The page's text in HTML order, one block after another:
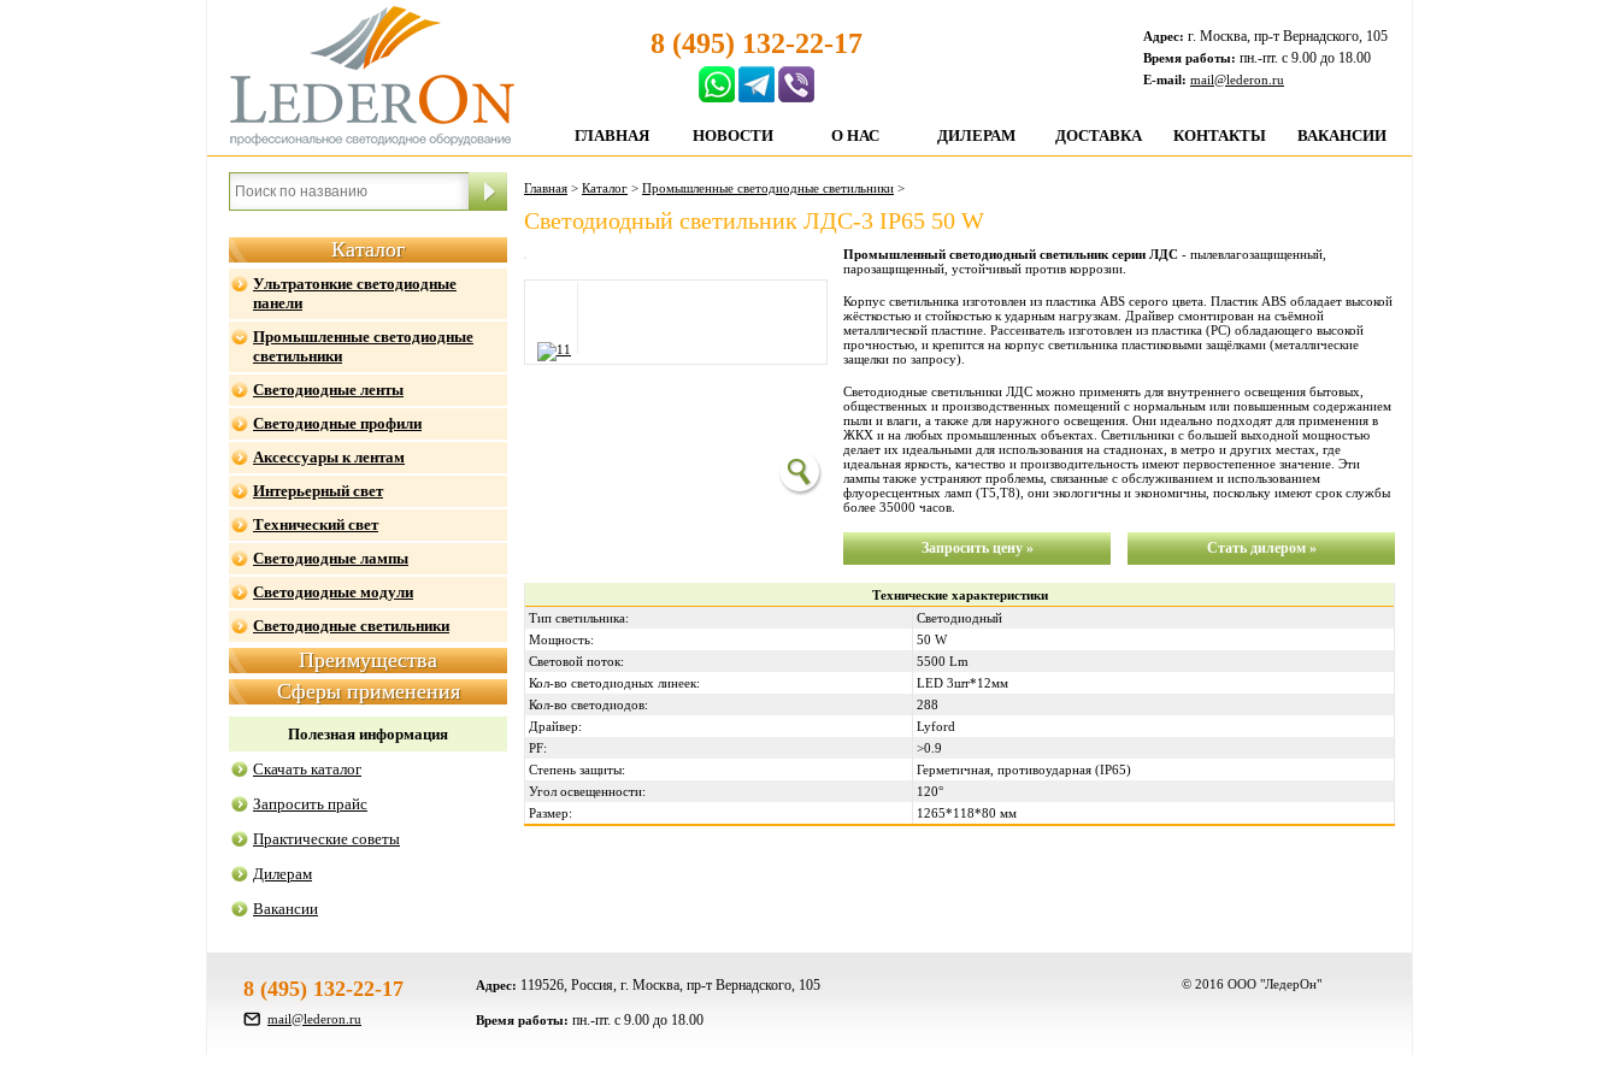
8 (495) 132-22-17 Адрес: г. Москва, пр-т Вернадского, 105
Время работы: пн.-пт. c 9.00 до 18.00
E-mail: mail@lederon.ru
ГЛАВНАЯ НОВОСТИ О НАС ДИЛЕРАМ ДОСТАВКА КОНТАКТЫ ВАКАНСИИ
Каталог
Ультратонкие светодиодные
панели
Промышленные светодиодные
светильники
Светодиодные ленты
Светодиодные профили
Аксессуары к лентам
Интерьерный свет
Технический свет
Светодиодные лампы
Светодиодные модули
Светодиодные светильники
Преимущества
Сферы применения
Полезная информация
Скачать каталог
Запросить прайс
Практические советы
Дилерам
Вакансии
Главная > Каталог > Промышленные светодиодные светильники >
Светодиодный светильник ЛДС-3 IP65 50 W
Промышленный светодиодный светильник серии ЛДС - пылевлагозащищенный,
парозащищенный, устойчивый против коррозии.
Корпус светильника изготовлен из пластика ABS серого цвета. Пластик ABS обладает высокой
жёсткостью и стойкостью к ударным нагрузкам. Драйвер смонтирован на съёмной
металлической пластине. Рассеиватель изготовлен из пластика (PC) обладающего высокой
прочностью, и крепится на корпус светильника пластиковыми защёлками (металлические
защелки по запросу).
Светодиодные светильники ЛДС можно применять для внутреннего освещения бытовых,
общественных и производственных помещений с нормальным или повышенным содержанием
пыли и влаги, а также для наружного освещения. Они идеально подходят для применения в
ЖКХ и на любых промышленных объектах. Светильники с большей выходной мощностью
делает их идеальными для использования на стадионах, в метро и других местах, где
идеальная яркость, качество и производительность имеют первостепенное значение. Эти
лампы также устраняют проблемы, связанные с обслуживанием и использованием
флуоресцентных ламп (Т5,Т8), они экологичны и экономичны, поскольку имеют срок службы
более 35000 часов.
Запросить цену » Стать дилером »
Технические характеристики
Тип светильника:
Светодиодный
Мощность:
50 W
Световой поток:
5500 Lm
Кол-во светодиодных линеек:
LED 3шт*12мм
Кол-во светодиодов:
288
Драйвер:
Lyford
PF:
>0.9
Степень защиты:
Герметичная, противоударная (IP65)
Угол освещенности:
120°
Размер:
1265*118*80 мм
8 (495) 132-22-17
mail@lederon.ru
Адрес: 119526, Россия, г. Москва, пр-т Вернадского, 105
Время работы: пн.-пт. c 9.00 до 18.00
© 2016 ООО "ЛедерОн"